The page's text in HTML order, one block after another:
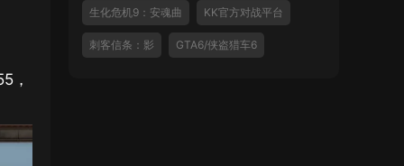
，
生化危机9：安魂曲 KK官方对战平台
刺客信条：影 GTA6/侠盗猎车6